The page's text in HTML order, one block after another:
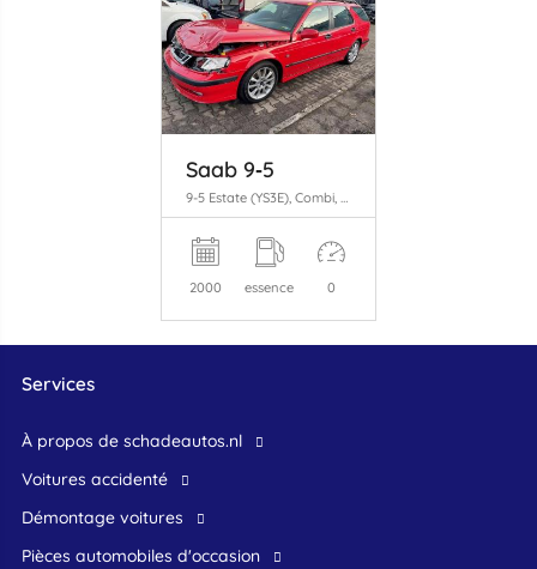
Saab 9‑5
2000 essence 0
Services
À propos de schadeautos.nl
Voitures accidenté
Démontage voitures
Pièces automobiles d'occasion